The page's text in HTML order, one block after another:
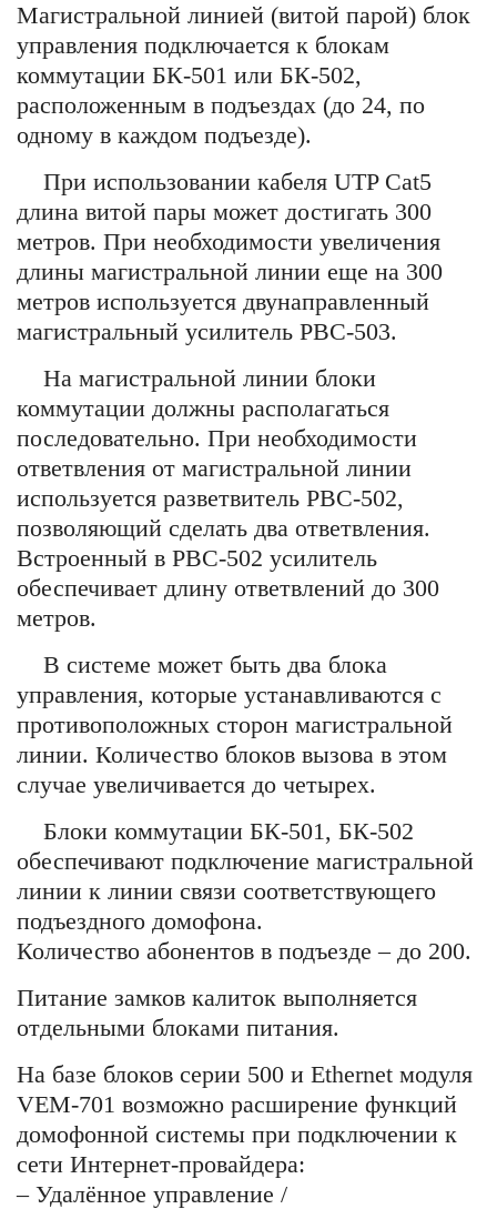
Магистральной линией (витой парой) блок
управления подключается к блокам
коммутации БК-501 или БК-502,
расположенным в подъездах (до 24, по
одному в каждом подъезде).
При использовании кабеля UTP Cat5
длина витой пары может достигать 300
метров. При необходимости увеличения
длины магистральной линии еще на 300
метров используется двунаправленный
магистральный усилитель РВС-503.
На магистральной линии блоки
коммутации должны располагаться
последовательно. При необходимости
ответвления от магистральной линии
используется разветвитель РВС-502,
позволяющий сделать два ответвления.
Встроенный в РВС-502 усилитель
обеспечивает длину ответвлений до 300
метров.
В системе может быть два блока
управления, которые устанавливаются с
противоположных сторон магистральной
линии. Количество блоков вызова в этом
случае увеличивается до четырех.
Блоки коммутации БК-501, БК-502
обеспечивают подключение магистральной
линии к линии связи соответствующего
подъездного домофона.
Количество абонентов в подъезде – до 200.
Питание замков калиток выполняется
отдельными блоками питания.
На базе блоков серии 500 и Ethernet модуля
VEM-701 возможно расширение функций
домофонной системы при подключении к
сети Интернет-провайдера:
– Удалённое управление /